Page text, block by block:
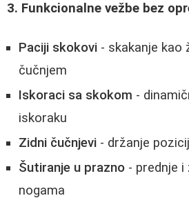
3. Funkcionalne vežbe bez
Paciji skokovi - skakanje kao
čučnjem
Iskoraci sa skokom -
iskoraku
Zidni čučnjevi - držanje
Šutiranje u prazno - prednje i
nogama